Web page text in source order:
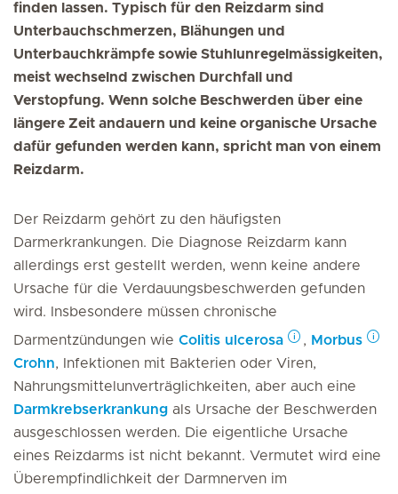
finden lassen. Typisch für den Reizdarm sind
Unterbauchschmerzen, Blähungen und
Unterbauchkrämpfe sowie Stuhlunregelmässigkeiten,
meist wechselnd zwischen Durchfall und
Verstopfung. Wenn solche Beschwerden über eine
längere Zeit andauern und keine organische Ursache
dafür gefunden werden kann, spricht man von einem
Reizdarm.
Der Reizdarm gehört zu den häufigsten
Darmerkrankungen. Die Diagnose Reizdarm kann
allerdings erst gestellt werden, wenn keine andere
Ursache für die Verdauungsbeschwerden gefunden
wird. Insbesondere müssen chronische
Darmentzündungen wie Colitis ulcerosa , Morbus
Crohn, Infektionen mit Bakterien oder Viren,
Nahrungsmittelunverträglichkeiten, aber auch eine
Darmkrebserkrankung als Ursache der Beschwerden
ausgeschlossen werden. Die eigentliche Ursache
eines Reizdarms ist nicht bekannt. Vermutet wird eine
Überempfindlichkeit der Darmnerven im